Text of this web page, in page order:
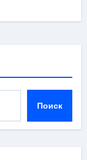
Поиск